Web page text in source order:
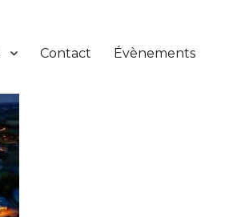
Contact Évènements